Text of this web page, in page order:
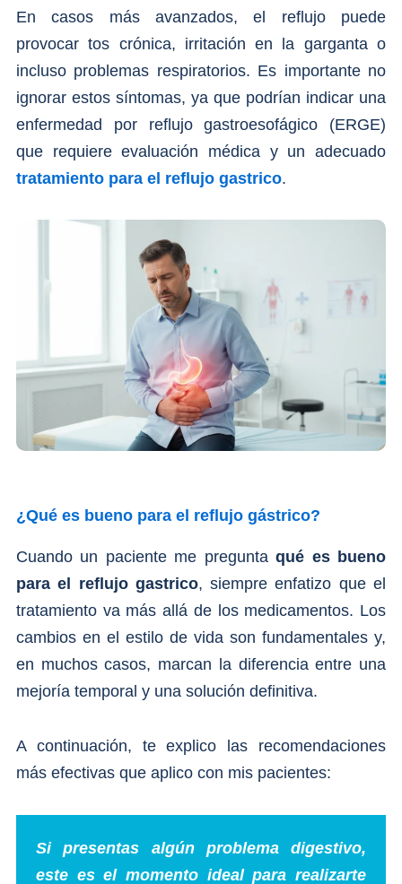
En casos más avanzados, el reflujo puede
provocar tos crónica, irritación en la garganta o
incluso problemas respiratorios. Es importante no
ignorar estos síntomas, ya que podrían indicar una
enfermedad por reflujo gastroesofágico (ERGE)
que requiere evaluación médica y un adecuado
tratamiento para el reflujo gastrico.
¿Qué es bueno para el reflujo gástrico?
Cuando un paciente me preguntaqué es bueno
para el reflujo gastrico, siempre enfatizo que el
tratamiento va más allá de los medicamentos. Los
cambios en el estilo de vida son fundamentales y,
en muchos casos, marcan la diferencia entre una
mejoría temporal y una solución definitiva.
A continuación, te explico las recomendaciones
más efectivas que aplico con mis pacientes:
Si presentas algún problema digestivo,
este es el momento ideal para realizarte